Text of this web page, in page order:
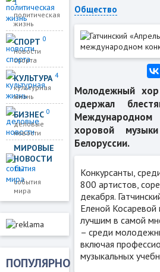
1
политическая
жизнь
СПОРТ0
новости
спорта
КУЛЬТУРА4
культурная
жизнь
БИЗНЕС0
деловые
новости
МИРОВЫЕ
НОВОСТИ
112
события
мира
ПОПУЛЯРНО
Общество
Молодежный хор
одержал
Международном
хоровой
Белоруссии.
Конкурсанты,
800 артистов,
декабря.
Еленой
лучшим в самой
– среди
включая
музыкальных